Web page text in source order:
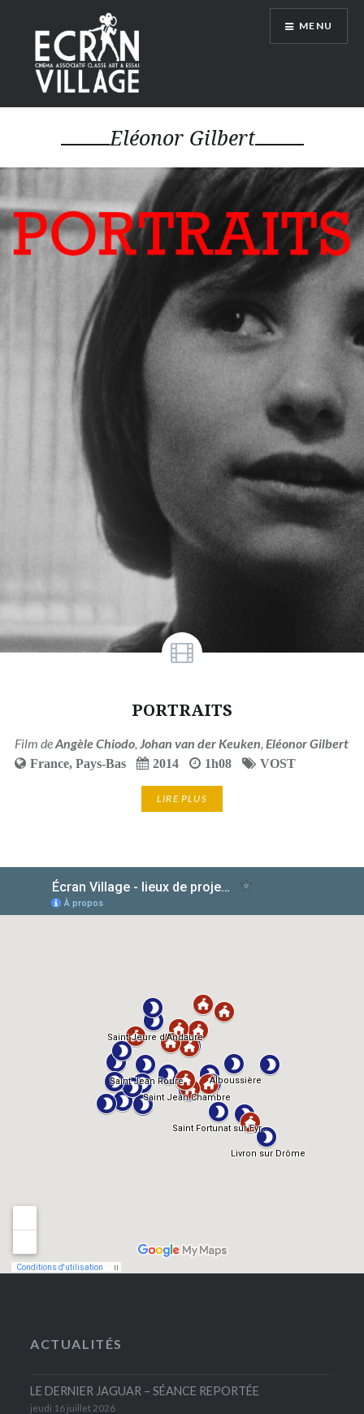
contenu
principal
ÉCRAN VILLAGE
MENU
Eléonor Gilbert
PORTRAITS
Film deAngèle Chiodo, Johan van der Keuken Eléonor Gilbert
France, Pays-Bas 2014 1h08 VOST
LIRE PLUS
ACTUALITÉS
LE DERNIER JAGUAR – SÉANCE REPORTÉE
jeudi 16 juillet 2026